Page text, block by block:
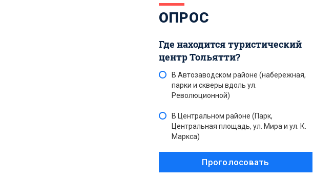
ОПРОС
Где находится туристический
центр Тольятти?
В Автозаводском районе (набережная,
парки и скверы вдоль ул.
Революционной)
В Центральном районе (Парк,
Центральная площадь, ул. Мира и ул. К.
Маркса)